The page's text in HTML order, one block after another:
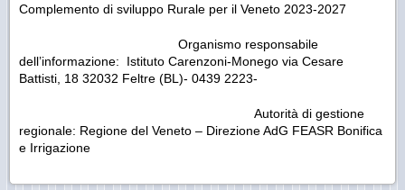
Complemento di sviluppo Rurale per il Veneto 2023-2027
Organismo responsabile
dell’informazione: Istituto Carenzoni-Monego via Cesare
Battisti, 18 32032 Feltre (BL)- 0439 2223-
Autorità di gestione
regionale: Regione del Veneto – Direzione AdG FEASR Bonifica
e Irrigazione